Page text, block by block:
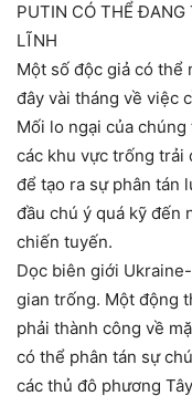
PUTIN CÓ THỂ
LĨNH
Một số độc giả có thể
đây vài tháng về việc
Mối lo ngại của
các khu vực trống trải
để tạo ra sự phân tán
đầu chú ý quá kỹ đến
chiến tuyến.
Dọc biên giới
gian trống. Một động
phải thành công về
có thể phân tán sự
các thủ đô phương